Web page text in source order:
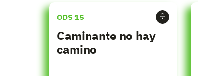
ODS 15
Caminante no hay
camino